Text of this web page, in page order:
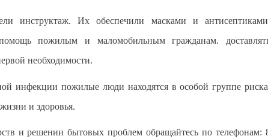
инструктаж. Их обеспечили масками и
пожилым и маломобильным гражданам.
необходимости.
инфекции пожилые люди находятся в особой группе
и здоровья.
и решении бытовых проблем обращайтесь по телефонам: